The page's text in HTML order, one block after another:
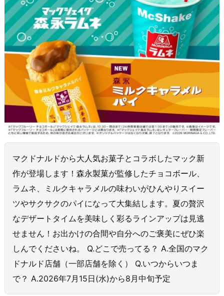
マクドナルドから大人気お菓子とコラボしたマック新
作が登場します！森永製菓が監修したチョコボール、
ラムネ、ミルクキャラメルの味わいがひんやりスイー
ツやサクサクのパイになって大集結します。夏の贅沢
なデザートタイムを美味しく彩るラインアップは見逃
せません！お出かけの合間や自分へのご褒美にぜひ楽
しんでくださいね。 Q.どこで売ってる？ A.全国のマク
ドナルド店舗（一部店舗を除く） Q.いつからいつま
で？ A.2026年7月15日(水)から8月中旬予定